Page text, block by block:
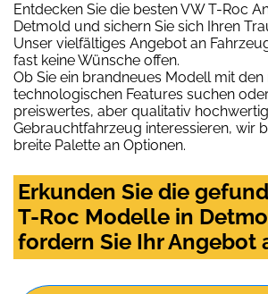
Entdecken Sie die besten VW T-Roc
Detmold und sichern Sie sich Ihren
Unser vielfältiges Angebot an
fast keine Wünsche offen.
Ob Sie ein brandneues Modell mit den
technologischen Features suchen
preiswertes, aber qualitativ
Gebrauchtfahrzeug interessieren, wir
breite Palette an Optionen.
Erkunden Sie die
T-Roc Modelle in
fordern Sie Ihr Angebot